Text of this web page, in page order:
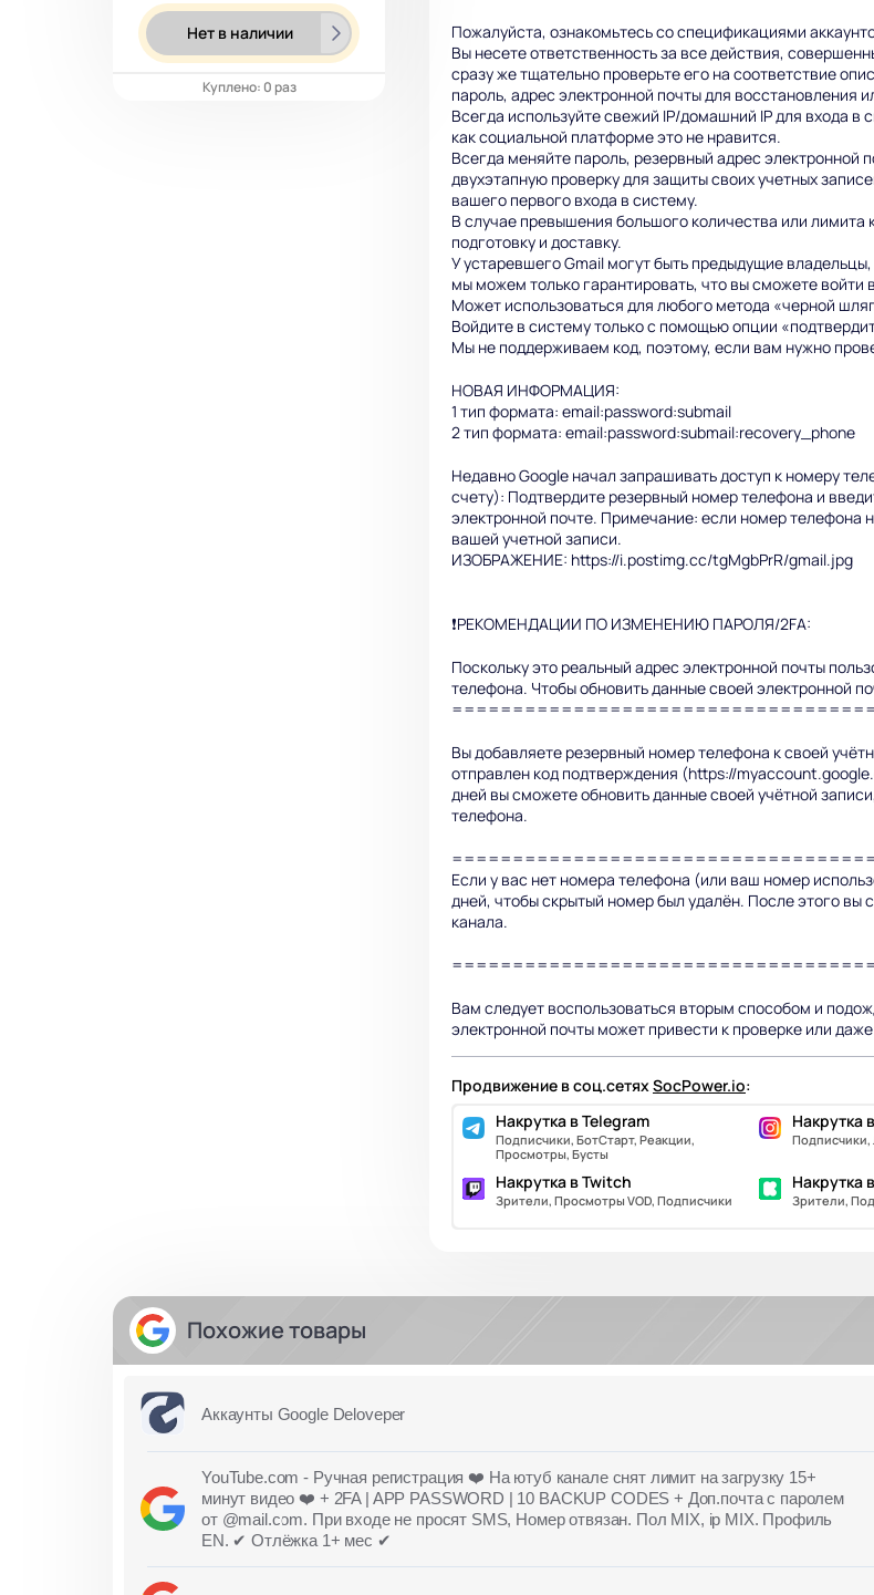
Нет в наличии
Куплено: 0 раз
Пожалуйста, ознакомьтесь со спецификациями
Вы несете ответственность за все действия,
сразу же тщательно проверьте его на соответствие
пароль, адрес электронной почты для
Всегда используйте свежий IP/домашний IP для входа в
как социальной платформе это не нравится.
Всегда меняйте пароль, резервный адрес электронной
двухэтапную проверку для защиты своих учетных
вашего первого входа в систему.
В случае превышения большого количества или
подготовку и доставку.
У устаревшего Gmail могут быть предыдущие
мы можем только гарантировать, что вы сможете войти
Может использоваться для любого метода «черной
Войдите в систему только с помощью опции
Мы не поддерживаем код, поэтому, если вам нужно
НОВАЯ ИНФОРМАЦИЯ:
1 тип формата: email:password:submail
2 тип формата: email:password:submail:recovery_phone
Недавно Google начал запрашивать доступ к номеру
счету): Подтвердите резервный номер телефона и
электронной почте. Примечание: если номер телефона
вашей учетной записи.
ИЗОБРАЖЕНИЕ: https://i.postimg.cc/tgMgbPrR/gmail.jpg
❗РЕКОМЕНДАЦИИ ПО ИЗМЕНЕНИЮ ПАРОЛЯ/2FA:
Поскольку это реальный адрес электронной почты
телефона. Чтобы обновить данные своей электронной
Вы добавляете резервный номер телефона к своей
отправлен код подтверждения (https://
дней вы сможете обновить данные своей учётной
телефона.
Если у вас нет номера телефона (или ваш номер
дней, чтобы скрытый номер был удалён. После этого вы
канала.
Вам следует воспользоваться вторым способом и
электронной почты может привести к проверке или
Продвижение в соц.сетяхSocPower.io:
Накрутка в Telegram
Подписчики, БотСтарт, Реакции,
Просмотры, Бусты
Накрутка
Накрутка в Twitch
Зрители, Просмотры VOD, Подписчики
Накрутка
Зрители,
Похожие товары
Аккаунты Google Deloveper
YouTube.com - Ручная регистрация ❤️ На ютуб канале снят лимит на загрузку 15+
минут видео ❤️ + 2FA | APP PASSWORD | 10 BACKUP CODES + Доп.почта с паролем
от @mail.com. При входе не просят SMS, Номер отвязан. Пол MIX, ip MIX. Профиль
EN. ✔ Отлёжка 1+ мес ✔